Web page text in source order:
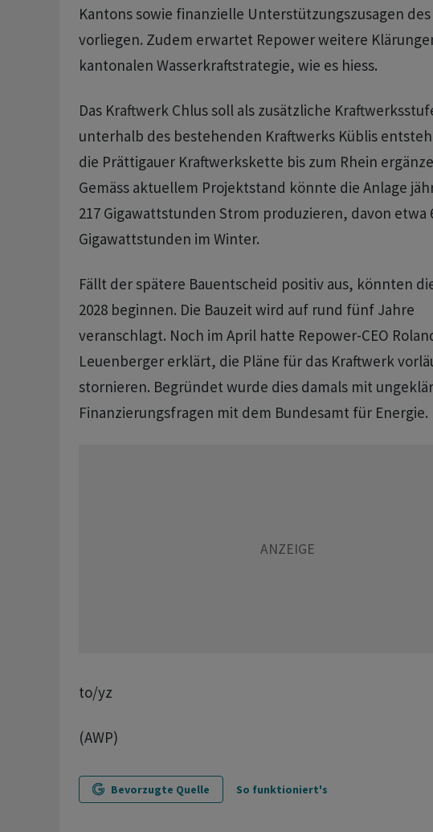
Kantons sowie finanzielle Unterstützungszusagen
vorliegen. Zudem erwartet Repower weitere
kantonalen Wasserkraftstrategie, wie es hiess.
Das Kraftwerk Chlus soll als zusätzliche
unterhalb des bestehenden Kraftwerks Küblis
die Prättigauer Kraftwerkskette bis zum Rhein
Gemäss aktuellem Projektstand könnte die Anlage
217 Gigawattstunden Strom produzieren, davon etwa
Gigawattstunden im Winter.
Fällt der spätere Bauentscheid positiv aus, könnten
2028 beginnen. Die Bauzeit wird auf rund fünf Jahre
veranschlagt. Noch im April hatte Repower-CEO
Leuenberger erklärt, die Pläne für das Kraftwerk
stornieren. Begründet wurde dies damals mit
Finanzierungsfragen mit dem Bundesamt für Energie.
to/yz
(AWP)
Bevorzugte Quelle So funktioniert's